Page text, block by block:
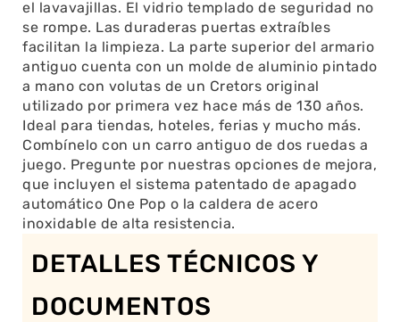
el lavavajillas. El vidrio templado de seguridad no
se rompe. Las duraderas puertas extraíbles
facilitan la limpieza. La parte superior del armario
antiguo cuenta con un molde de aluminio pintado
a mano con volutas de un Cretors original
utilizado por primera vez hace más de 130 años.
Ideal para tiendas, hoteles, ferias y mucho más.
Combínelo con un carro antiguo de dos ruedas a
juego. Pregunte por nuestras opciones de mejora,
que incluyen el sistema patentado de apagado
automático One Pop o la caldera de acero
inoxidable de alta resistencia.
DETALLES TÉCNICOS Y
DOCUMENTOS